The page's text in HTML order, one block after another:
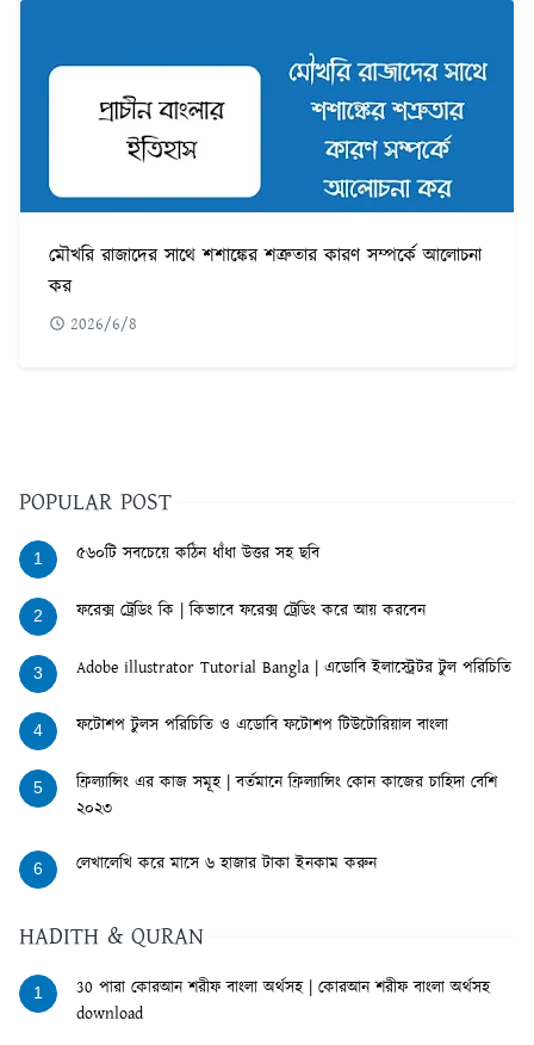
মৌখরি রাজাদের সাথে শশাঙ্কের শত্রুতার কারণ সম্পর্কে আলোচনা
কর
2026/6/8
POPULAR POST
1 ৫৬০টি সবচেয়ে কঠিন ধাঁধা উত্তর সহ ছবি
2 ফরেক্স ট্রেডিং কি | কিভাবে ফরেক্স ট্রেডিং করে আয় করবেন
3 Adobe illustrator Tutorial Bangla | এডোবি ইলাস্ট্রেটর টুল পরিচিতি
4 ফটোশপ টুলস পরিচিতি ও এডোবি ফটোশপ টিউটোরিয়াল বাংলা
5
ফ্রিল্যান্সিং এর কাজ সমূহ | বর্তমানে ফ্রিল্যান্সিং কোন কাজের চাহিদা বেশি
২০২৩
6 লেখালেখি করে মাসে ৬ হাজার টাকা ইনকাম করুন
HADITH & QURAN
1
30 পারা কোরআন শরীফ বাংলা অর্থসহ | কোরআন শরীফ বাংলা অর্থসহ
download